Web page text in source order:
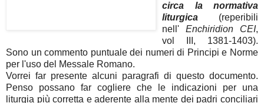
circa la normativa
liturgica
(reperibili
nell' Enchiridion CEI,
vol III, 1381-1403).
Sono un commento puntuale dei numeri di Principi e Norme
per l'uso del Messale Romano.
Vorrei far presente alcuni paragrafi di questo documento.
Penso possano far cogliere che le indicazioni per una
liturgia più corretta e aderente alla mente dei padri conciliari